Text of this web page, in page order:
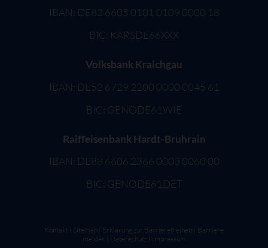
IBAN: DE82 6605 0101 0109 0000 18
BIC: KARSDE66XXX
Volksbank Kraichgau
IBAN: DE52 6729 2200 0000 0045 61
BIC: GENODE61WIE
Raiffeisenbank Hardt-Bruhrain
IBAN: DE88 6606 2366 0003 0060 00
BIC: GENODE61DET
Kontakt Sitemap Erklärung zur Barrierefreiheit Barriere
melden
DatenschutzI Impressum